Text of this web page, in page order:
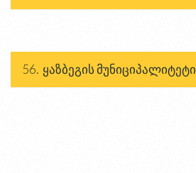
56. ყაზბეგის მუნიციპალიტეტი